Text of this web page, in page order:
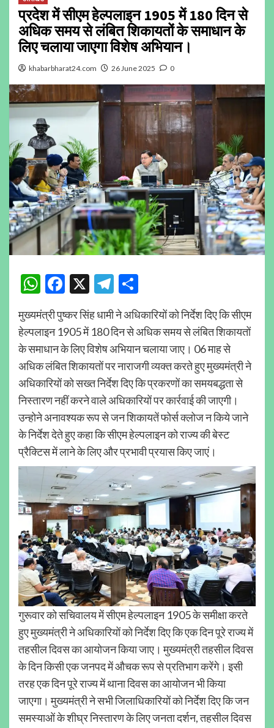
प्रदेश में सीएम हेल्पलाइन 1905 में 180 दिन से
अधिक समय से लंबित शिकायतों के समाधान के
लिए चलाया जाएगा विशेष अभियान।
khabarbharat24.com 26 June 2025 0
WhatsApp
Facebook
X Telegram
मुख्यमंत्री पुष्कर सिंह धामी ने अधिकारियों को निर्देश दिए कि सीएम
हेल्पलाइन 1905 में 180 दिन से अधिक समय से लंबित शिकायतों
के समाधान के लिए विशेष अभियान चलाया जाए। 06 माह से
अधिक लंबित शिकायतों पर नाराजगी व्यक्त करते हुए मुख्यमंत्री ने
अधिकारियों को सख्त निर्देश दिए कि प्रकरणों का समयबद्धता से
निस्तारण नहीं करने वाले अधिकारियों पर कार्रवाई की जाएगी।
उन्होने अनावश्यक रूप से जन शिकायतें फोर्स क्लोज न किये जाने
के निर्देश देते हुए कहा कि सीएम हेल्पलाइन को राज्य की बेस्ट
प्रैक्टिस में लाने के लिए और प्रभावी प्रयास किए जाएं।
गुरूवार को सचिवालय में सीएम हेल्पलाइन 1905 के समीक्षा करते
हुए मुख्यमंत्री ने अधिकारियों को निर्देश दिए कि एक दिन पूरे राज्य में
तहसील दिवस का आयोजन किया जाए। मुख्यमंत्री तहसील दिवस
के दिन किसी एक जनपद में औचक रूप से प्रतिभाग करेंगे। इसी
तरह एक दिन पूरे राज्य में थाना दिवस का आयोजन भी किया
जाएगा। मुख्यमंत्री ने सभी जिलाधिकारियों को निर्देश दिए कि जन
समस्याओं के शीघ्र निस्तारण के लिए जनता दर्शन, तहसील दिवस